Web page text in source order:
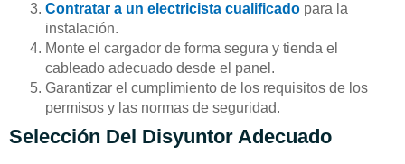
Contratar a un electricista cualificado para la
instalación.
Monte el cargador de forma segura y tienda el
cableado adecuado desde el panel.
Garantizar el cumplimiento de los requisitos de los
permisos y las normas de seguridad.
Selección Del Disyuntor Adecuado